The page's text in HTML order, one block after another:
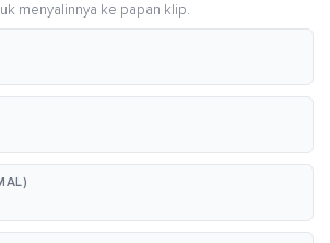
menyalinnya ke papan klip.